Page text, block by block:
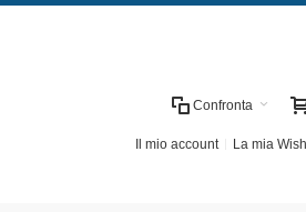
Confronta
Il mio account La mia